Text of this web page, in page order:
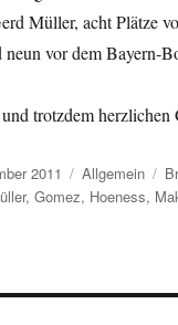
Müller, acht Plätze
neun vor dem Bayern-
trotzdem
2011 Kategorien
Allgemein
,Gomez, Hoeness,